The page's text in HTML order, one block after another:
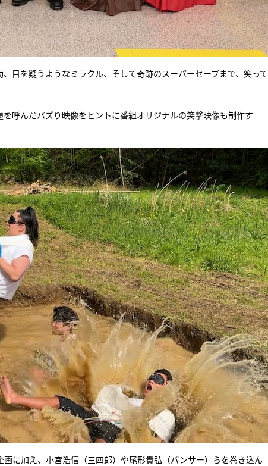
目を疑うようなミラクル、そして奇跡のスーパーセーブまで、笑って
呼んだバズり映像をヒントに番組オリジナルの笑撃映像も制作す
に加え、小宮浩信（三四郎）や尾形貴弘（パンサー）らを巻き込ん